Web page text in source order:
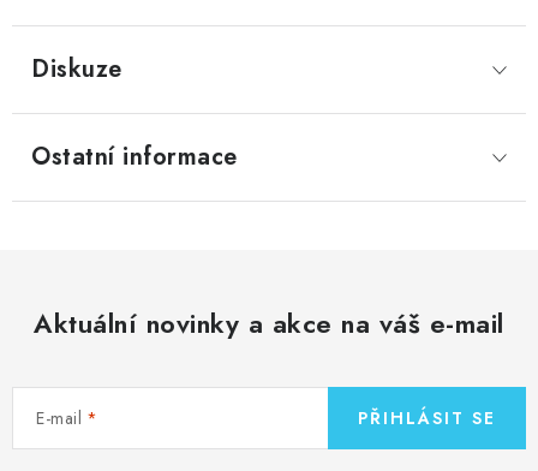
Diskuze
Ostatní informace
Aktuální novinky a akce na váš e-mail
E-mail PŘIHLÁSIT SE